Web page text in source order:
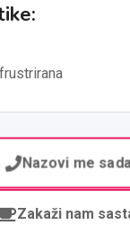
Nazovi me
Zakaži nam